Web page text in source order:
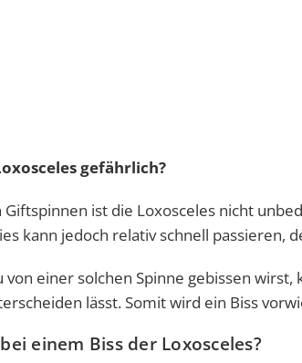
gefährlich?
ist die Loxosceles nicht
kann jedoch relativ schnell passieren,
von einer solchen Spinne gebissen
lässt. Somit wird ein Biss
einem Biss der Loxosceles?